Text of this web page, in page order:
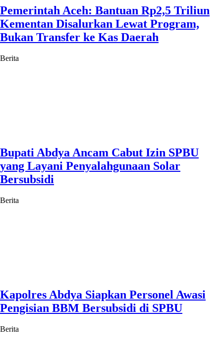
Pemerintah Aceh: Bantuan Rp2,5 Triliun
Kementan Disalurkan Lewat Program,
Bukan Transfer ke Kas Daerah
Berita
Bupati Abdya Ancam Cabut Izin SPBU
yang Layani Penyalahgunaan Solar
Bersubsidi
Berita
Kapolres Abdya Siapkan Personel Awasi
Pengisian BBM Bersubsidi di SPBU
Berita